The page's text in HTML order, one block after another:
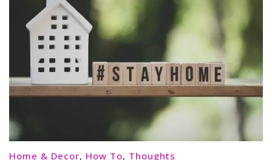
Home & Decor, How To, Thoughts